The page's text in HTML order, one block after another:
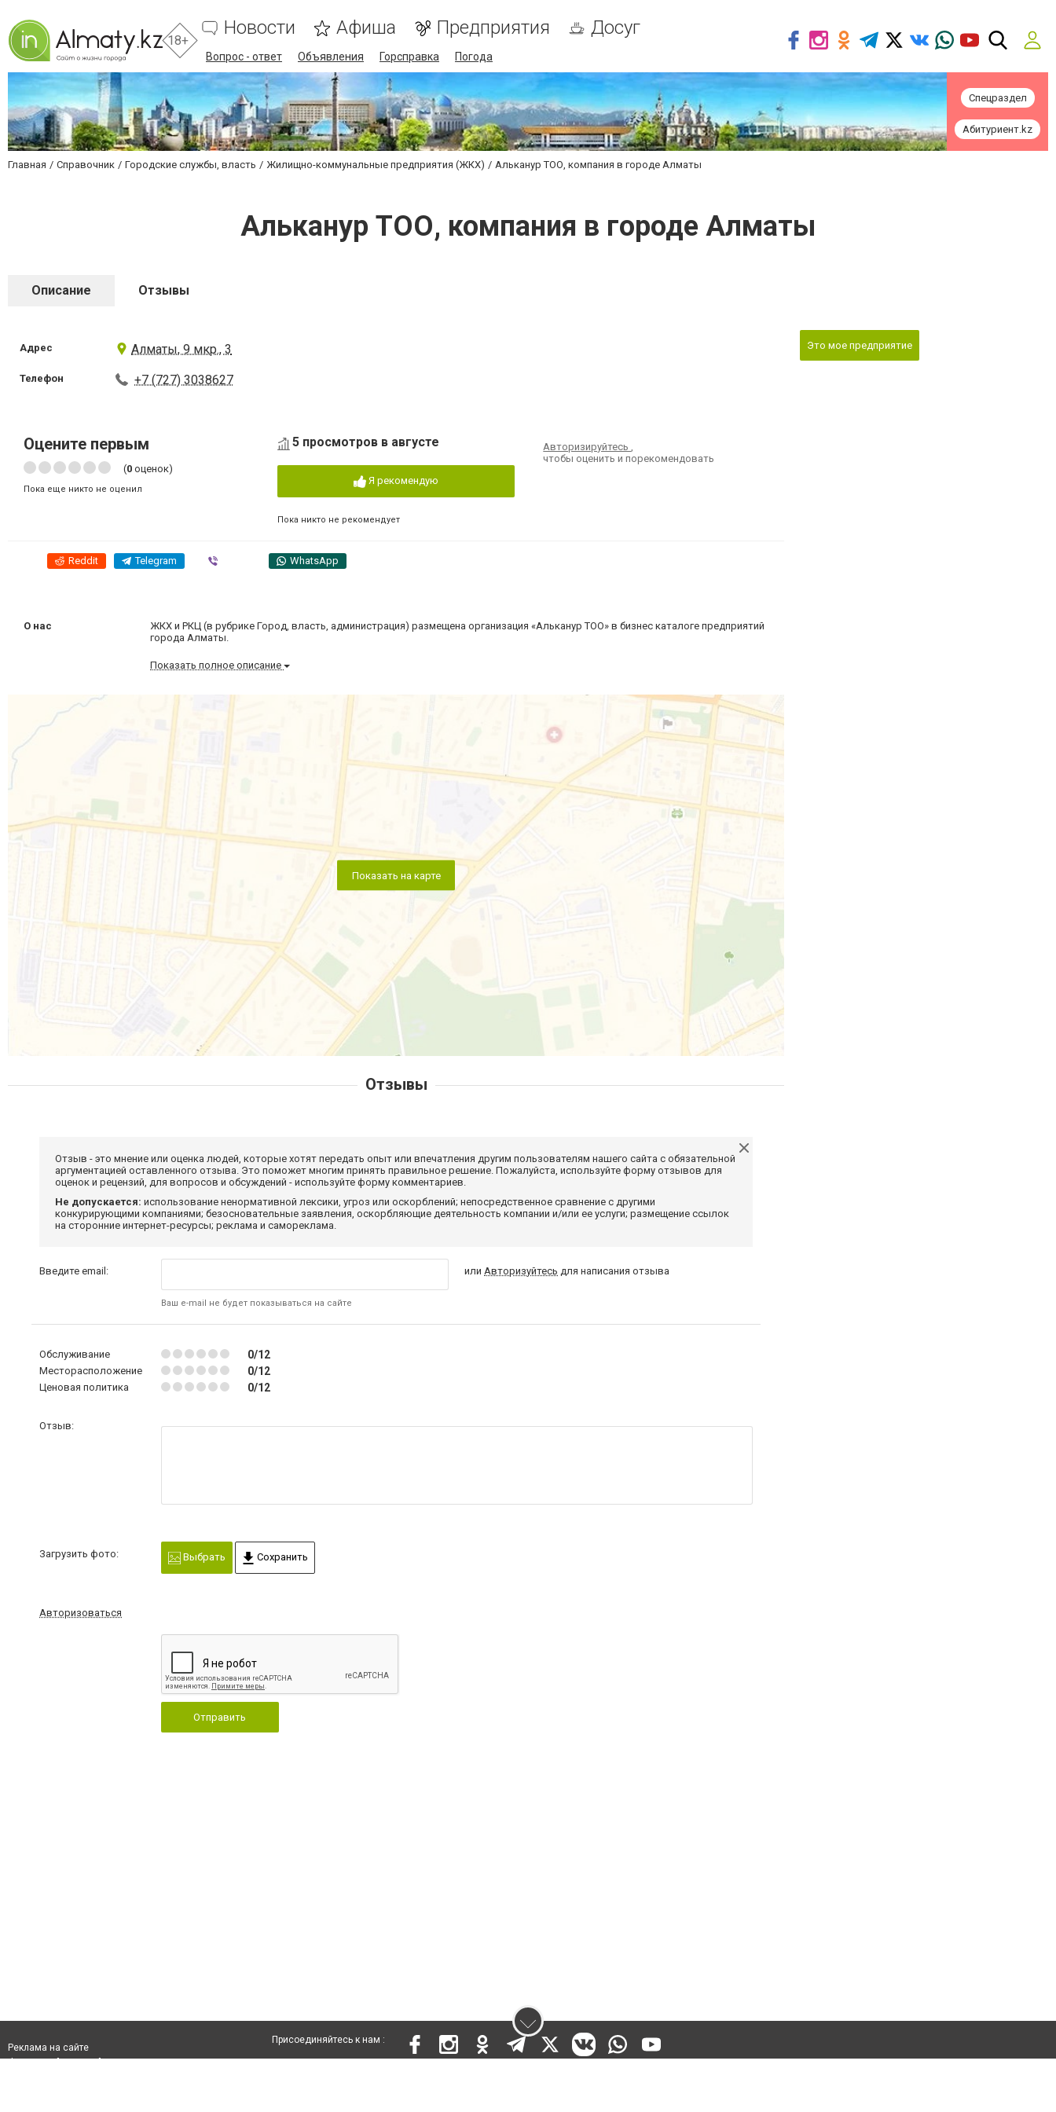
18+
Новости Афиша Предприятия Досуг
Вопрос - ответ Объявления Горсправка Погода
Спецраздел
Абитуриент.kz
Главная Справочник Городские службы, власть Жилищно-коммунальные предприятия (ЖКХ) Альканур ТОО, компания в городе Алматы
Альканур ТОО, компания в городе Алматы
Описание Отзывы
Адрес Алматы, 9 мкр., 3
Телефон +7 (727) 3038627
Оцените первым
(0 оценок)
Пока еще никто не оценил
5 просмотров в августе
Я рекомендую
Пока никто не рекомендует
Авторизируйтесь,
чтобы оценить и порекомендовать
Reddit Telegram WhatsApp
О нас
ЖКХ и РКЦ (в рубрике Город, власть, администрация) размещена организация «Альканур ТОО» в бизнес каталоге предприятий
города Алматы.
Показать полное описание
Показать на карте
Это мое предприятие
Отзывы
Отзыв - это мнение или оценка людей, которые хотят передать опыт или впечатления другим пользователям нашего сайта с обязательной
аргументацией оставленного отзыва. Это поможет многим принять правильное решение. Пожалуйста, используйте форму отзывов для
оценок и рецензий, для вопросов и обсуждений - используйте форму комментариев.
Не допускается: использование ненормативной лексики, угроз или оскорблений; непосредственное сравнение с другими
конкурирующими компаниями; безосновательные заявления, оскорбляющие деятельность компании и/или ее услуги; размещение ссылок
на сторонние интернет-ресурсы; реклама и самореклама.
Введите email:
Ваш e-mail не будет показываться на сайте
илиАвторизуйтесь для написания отзыва
Обслуживание 0/12
Месторасположение 0/12
Ценовая политика 0/12
Отзыв:
Загрузить фото: Выбрать Сохранить
Авторизоваться
Отправить
Реклама на сайте
Присоединяйтесь к нам :